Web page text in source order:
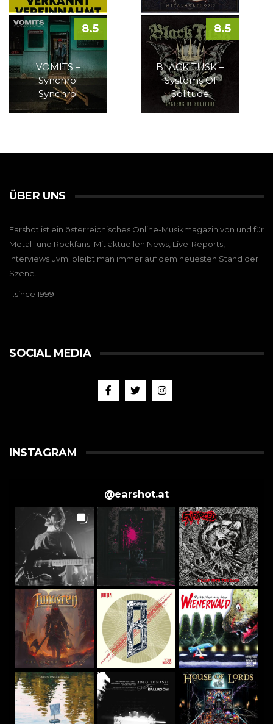
VOMITS –
Synchro!
Synchro!
8.5
BLACK TUSK –
Systems Of
Solitude
8.5
ÜBER UNS
Earshot ist ein österreichisches Online-Musikmagazin von und für
Metal- und Rockfans. Mit aktuellen News, Live-Reports,
Interviews uvm. bleibt man immer auf dem neuesten Stand der
Szene.
…since 1999
SOCIAL MEDIA
INSTAGRAM
@earshot.at